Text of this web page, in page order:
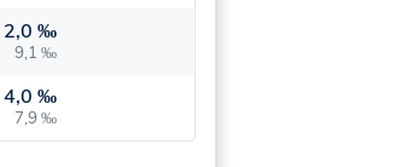
2,0 ‰
9,1 ‰
4,0 ‰
7,9 ‰